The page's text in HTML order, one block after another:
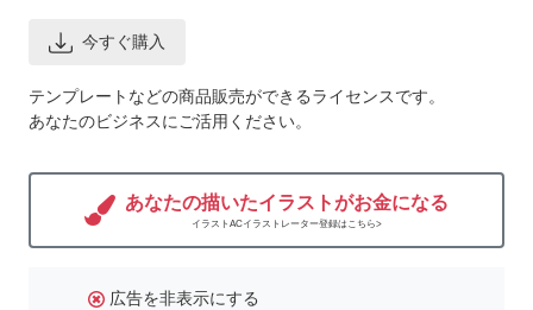
今すぐ購入
テンプレートなどの商品販売ができるライセンスです。
あなたのビジネスにご活用ください。
あなたの描いたイラストがお金になる
イラストACイラストレーター登録はこちら>
広告を非表示にする